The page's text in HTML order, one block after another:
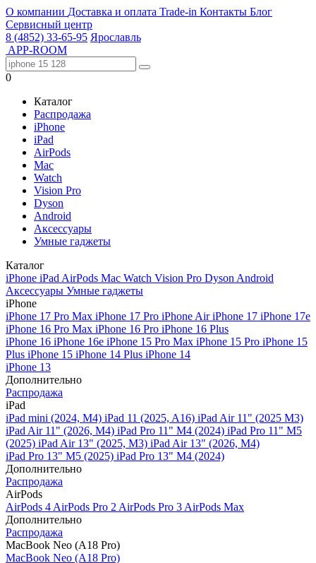
О компании Доставка и оплата Trade-in Контакты Блог
Сервисный центр
8 (4852) 33-65-95 Ярославль
APP-ROOM
0
Каталог
Распродажа
iPhone
iPad
AirPods
Mac
Watch
Vision Pro
Dyson
Android
Аксессуары
Умные гаджеты
Каталог
iPhone iPad AirPods Mac Watch Vision Pro Dyson Android
Аксессуары Умные гаджеты
iPhone
iPhone 17 Pro Max iPhone 17 Pro iPhone AiriPhone 17 iPhone 17e
iPhone 16 Pro Max iPhone 16 Pro iPhone 16 Plus
iPhone 16 iPhone 16e iPhone 15 Pro Max iPhone 15 Pro iPhone 15
Plus iPhone 15 iPhone 14 Plus iPhone 14
iPhone 13
Дополнительно
Распродажа
iPad
iPad mini (2024, M4) iPad 11 (2025, A16) iPad Air 11" (2025 M3)
iPad Air 11" (2026, M4) iPad Pro 11" M4 (2024) iPad Pro 11" M5
(2025) iPad Air 13" (2025, M3) iPad Air 13" (2026, M4)
iPad Pro 13" M5 (2025) iPad Pro 13" M4 (2024)
Дополнительно
Распродажа
AirPods
AirPods 4 AirPods Pro 2 AirPods Pro 3 AirPods Max
Дополнительно
Распродажа
MacBook Neo (A18 Pro)
MacBook Neo (A18 Pro)